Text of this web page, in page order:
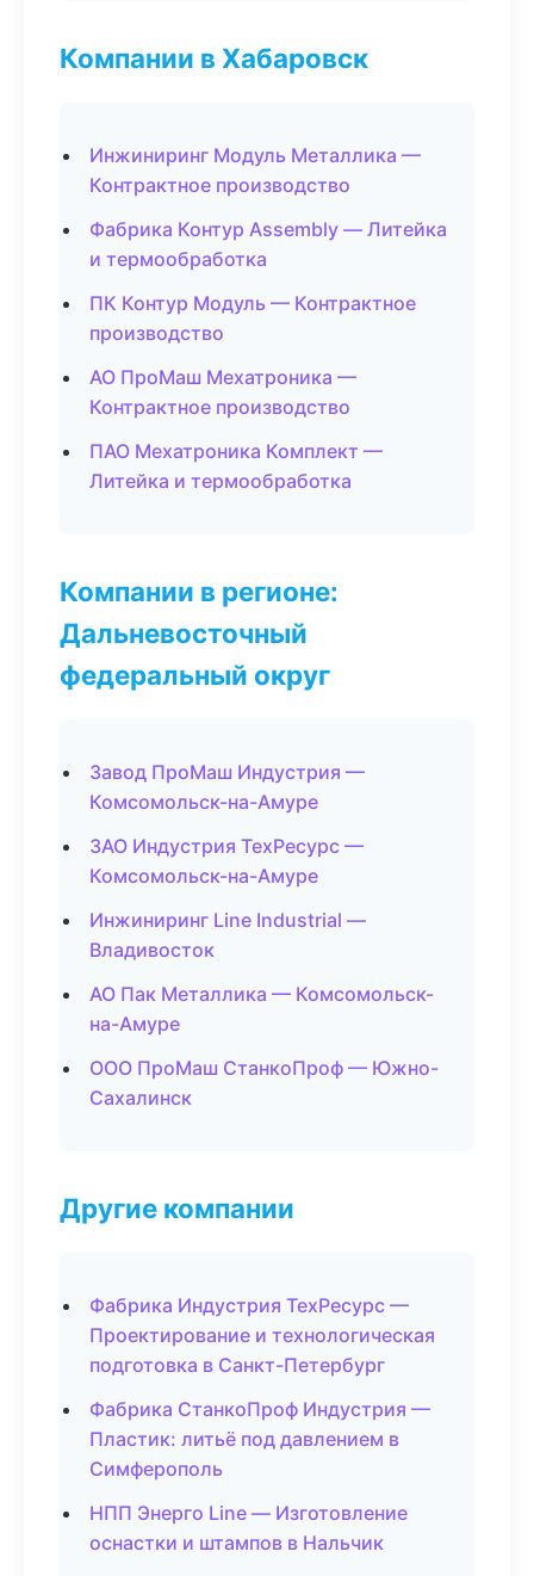
Компании в Хабаровск
Инжиниринг Модуль Металлика —
Контрактное производство
Фабрика Контур Assembly — Литейка
и термообработка
ПК Контур Модуль — Контрактное
производство
АО ПроМаш Мехатроника —
Контрактное производство
ПАО Мехатроника Комплект —
Литейка и термообработка
Компании в регионе:
Дальневосточный
федеральный округ
Завод ПроМаш Индустрия —
Комсомольск-на-Амуре
ЗАО Индустрия ТехРесурс —
Комсомольск-на-Амуре
Инжиниринг Line Industrial —
Владивосток
АО Пак Металлика — Комсомольск-
на-Амуре
ООО ПроМаш СтанкоПроф — Южно-
Сахалинск
Другие компании
Фабрика Индустрия ТехРесурс —
Проектирование и технологическая
подготовка в Санкт-Петербург
Фабрика СтанкоПроф Индустрия —
Пластик: литьё под давлением в
Симферополь
НПП Энерго Line — Изготовление
оснастки и штампов в Нальчик